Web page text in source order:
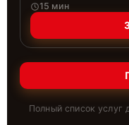
15 мин
Полный список услуг